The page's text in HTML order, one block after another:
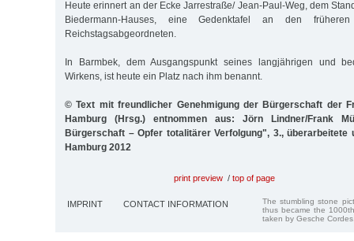
Heute erinnert an der Ecke Jarrestraße/ Jean-Paul-Weg, dem
Biedermann-Hauses, eine Gedenktafel an den
Reichstagsabgeordneten.
In Barmbek, dem Ausgangspunkt seines langjährigen und
Wirkens, ist heute ein Platz nach ihm benannt.
© Text mit freundlicher Genehmigung der Bürgerschaft der
Hamburg (Hrsg.) entnommen aus: Jörn Lindner/Frank
Bürgerschaft – Opfer totalitärer Verfolgung", 3., überarbeitete
Hamburg 2012
print preview / top of page
IMPRINT CONTACT INFORMATION
The stumbling stone
thus became the
taken by Gesche